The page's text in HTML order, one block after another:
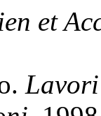
et